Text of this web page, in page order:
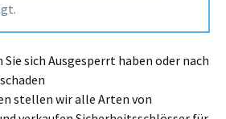
sich Ausgesperrt haben oder nach
stellen wir alle Arten von